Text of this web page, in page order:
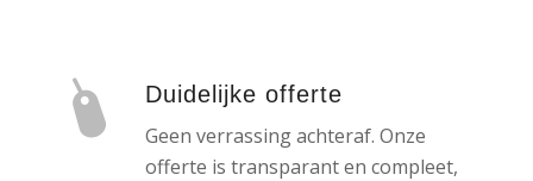
Duidelijke offerte
Geen verrassing achteraf. Onze
offerte is transparant en compleet,